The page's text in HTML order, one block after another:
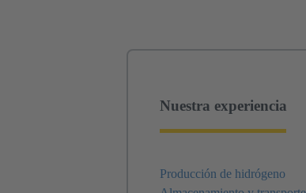
Nuestra experiencia
Producción de hidrógeno